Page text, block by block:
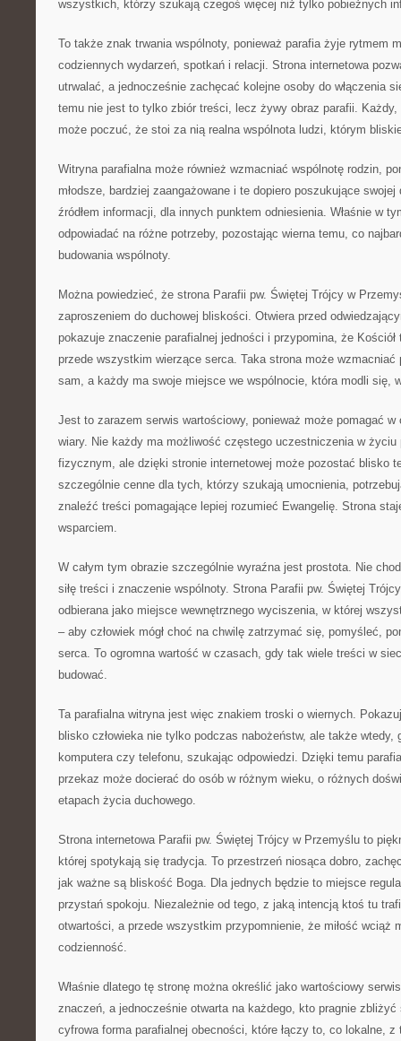
wszystkich, którzy szukają czegoś więcej niż tylko pobieżnych
To także znak trwania wspólnoty, ponieważ parafia żyje rytmem
codziennych wydarzeń, spotkań i relacji. Strona internetowa
utrwalać, a jednocześnie zachęcać kolejne osoby do włączenia
temu nie jest to tylko zbiór treści, lecz żywy obraz parafii.
może poczuć, że stoi za nią realna wspólnota ludzi, którym
Witryna parafialna może również wzmacniać wspólnotę rodzin,
młodsze, bardziej zaangażowane i te dopiero poszukujące
źródłem informacji, dla innych punktem odniesienia. Właśnie w
odpowiadać na różne potrzeby, pozostając wierna temu, co
budowania wspólnoty.
Można powiedzieć, że strona Parafii pw. Świętej Trójcy w
zaproszeniem do duchowej bliskości. Otwiera przed
pokazuje znaczenie parafialnej jedności i przypomina, że
przede wszystkim wierzące serca. Taka strona może
sam, a każdy ma swoje miejsce we wspólnocie, która modli się,
Jest to zarazem serwis wartościowy, ponieważ może pomagać w
wiary. Nie każdy ma możliwość częstego uczestniczenia w życiu
fizycznym, ale dzięki stronie internetowej może pozostać blisko
szczególnie cenne dla tych, którzy szukają umocnienia,
znaleźć treści pomagające lepiej rozumieć Ewangelię. Strona
wsparciem.
W całym tym obrazie szczególnie wyraźna jest prostota. Nie
siłę treści i znaczenie wspólnoty. Strona Parafii pw. Świętej
odbierana jako miejsce wewnętrznego wyciszenia, w której
– aby człowiek mógł choć na chwilę zatrzymać się, pomyśleć,
serca. To ogromna wartość w czasach, gdy tak wiele treści w
budować.
Ta parafialna witryna jest więc znakiem troski o wiernych.
blisko człowieka nie tylko podczas nabożeństw, ale także wtedy,
komputera czy telefonu, szukając odpowiedzi. Dzięki temu
przekaz może docierać do osób w różnym wieku, o różnych
etapach życia duchowego.
Strona internetowa Parafii pw. Świętej Trójcy w Przemyślu to
której spotykają się tradycja. To przestrzeń niosąca dobro,
jak ważne są bliskość Boga. Dla jednych będzie to miejsce
przystań spokoju. Niezależnie od tego, z jaką intencją ktoś tu
otwartości, a przede wszystkim przypomnienie, że miłość wciąż
codzienność.
Właśnie dlatego tę stronę można określić jako wartościowy
znaczeń, a jednocześnie otwarta na każdego, kto pragnie zbliżyć
cyfrowa forma parafialnej obecności, które łączy to, co lokalne,